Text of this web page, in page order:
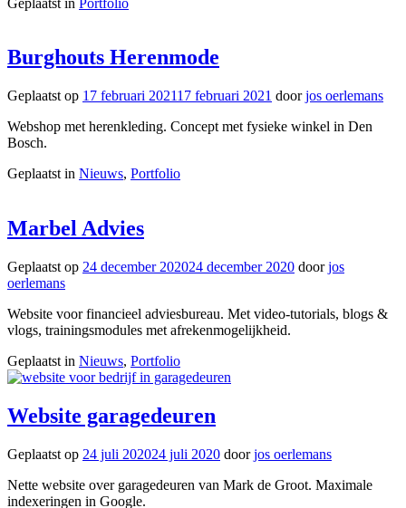
Burghouts Herenmode
Geplaatst op 17 februari 202117 februari 2021 doorjos oerlemans
Webshop met herenkleding. Concept met fysieke winkel in Den
Bosch.
Geplaatst in Nieuws, Portfolio
Marbel Advies
Geplaatst op 24 december 202024 december 2020 doorjos
oerlemans
Website voor financieel adviesbureau. Met video-tutorials, blogs &
vlogs, trainingsmodules met afrekenmogelijkheid.
Geplaatst in Nieuws, Portfolio
Website garagedeuren
Geplaatst op 24 juli 202024 juli 2020 doorjos oerlemans
Nette website over garagedeuren van Mark de Groot. Maximale
indexeringen in Google.